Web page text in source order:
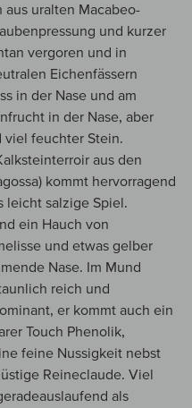
uralten Macabeo-
und kurzer
vergoren und in
Eichenfässern
in der Nase und am
in der Nase, aber
viel feuchter Stein.
aus den
kommt hervorragend
leicht salzige Spiel.
ein Hauch von
und etwas gelber
Nase. Im Mund
reich und
er kommt auch ein
Touch Phenolik,
feine Nussigkeit nebst
Reineclaude. Viel
als